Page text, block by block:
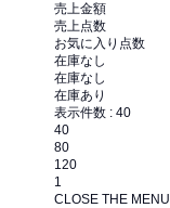
売上金額
売上点数
お気に入り点数
在庫なし
在庫なし
在庫あり
表示件数 : 40
40
80
120
1
CLOSE THE MENU